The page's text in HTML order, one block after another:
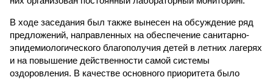
В ходе заседания был также вынесен на обсуждение ряд
предложений, направленных на обеспечение санитарно-
эпидемиологического благополучия детей в летних лагерях
и на повышение действенности самой системы
оздоровления. В качестве основного приоритета было